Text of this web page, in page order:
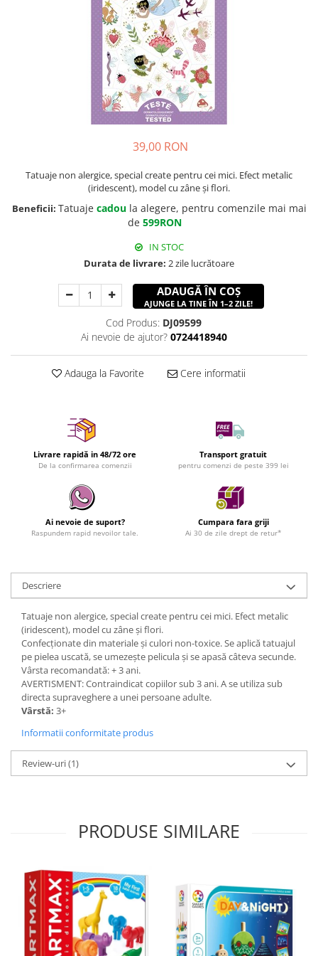
39,00 RON
Tatuaje non alergice, special create pentru cei mici. Efect metalic
(iridescent), model cu zâne și flori.
Beneficii: Tatuaje cadoula alegere, pentru comenzile mai mai
de 599RON
IN STOC
Durata de livrare: 2 zile lucrătoare
ADAUGĂ ÎN COȘ
AJUNGE LA TINE ÎN 1–2 ZILE!
Cod Produs: DJ09599
Ai nevoie de ajutor? 0724418940
Adauga la Favorite Cere informatii
Livrare rapidă in 48/72 ore
De la confirmarea comenzii
Transport gratuit
pentru comenzi de peste 399 lei
Ai nevoie de suport?
Raspundem rapid nevoilor tale.
Cumpara fara griji
Ai 30 de zile drept de retur*
Descriere
Tatuaje non alergice, special create pentru cei mici. Efect metalic
(iridescent), model cu zâne și flori.
Confecționate din materiale și culori non-toxice. Se aplică tatuajul
pe pielea uscată, se umezește pelicula și se apasă câteva secunde.
Vârsta recomandată: + 3 ani.
AVERTISMENT: Contraindicat copiilor sub 3 ani. A se utiliza sub
directa supraveghere a unei persoane adulte.
Vârstă: 3+
Informatii conformitate produs
Review-uri(1)
PRODUSE SIMILARE